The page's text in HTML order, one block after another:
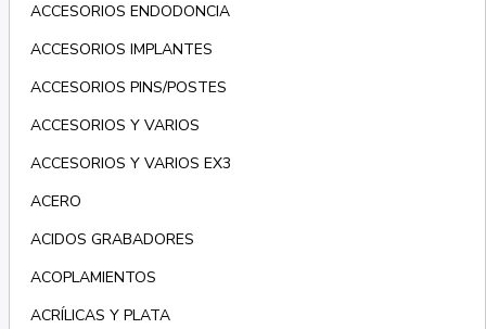
ACCESORIOS ENDODONCIA
ACCESORIOS IMPLANTES
ACCESORIOS PINS/POSTES
ACCESORIOS Y VARIOS
ACCESORIOS Y VARIOS EX3
ACERO
ACIDOS GRABADORES
ACOPLAMIENTOS
ACRÍLICAS Y PLATA